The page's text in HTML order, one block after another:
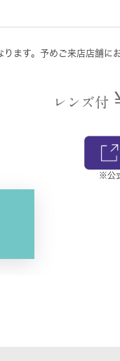
ます。予めご来店店舗に
レンズ付
※公